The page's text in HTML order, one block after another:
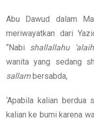
Abu Dawud dalam
meriwayatkan dari
“Nabi shallallahu
wanita yang sedang
sallambersabda,
‘Apabila kalian berdua
kalian ke bumi karena